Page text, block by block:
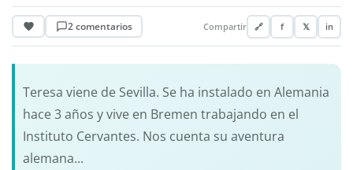
2 comentarios Compartir 🔗 f 𝕏 in
Teresa viene de Sevilla. Se ha instalado en Alemania
hace 3 años y vive en Bremen trabajando en el
Instituto Cervantes. Nos cuenta su aventura
alemana...